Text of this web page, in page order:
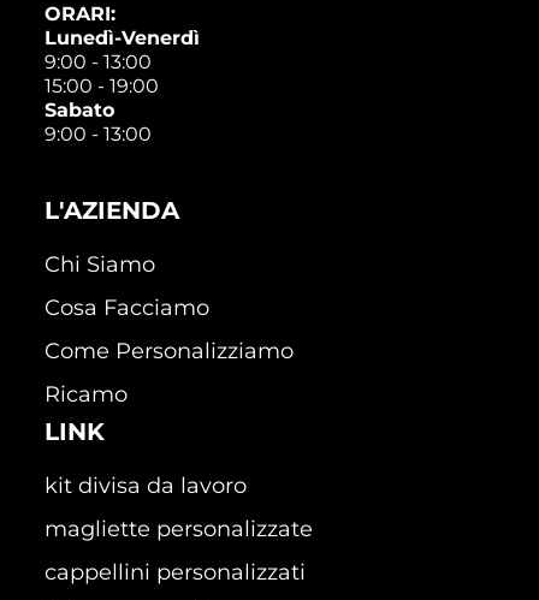
ORARI:
Lunedì-Venerdì
9:00 - 13:00
15:00 - 19:00
Sabato
9:00 - 13:00
L'AZIENDA
Chi Siamo
Cosa Facciamo
Come Personalizziamo
Ricamo
LINK
kit divisa da lavoro
magliette personalizzate
cappellini personalizzati